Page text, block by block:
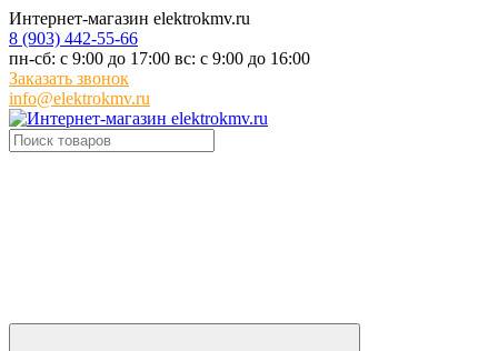
Интернет-магазин elektrokmv.ru
8 (903) 442-55-66
пн-сб: с 9:00 до 17:00 вс: с 9:00 до 16:00
Заказать звонок
info@elektrokmv.ru